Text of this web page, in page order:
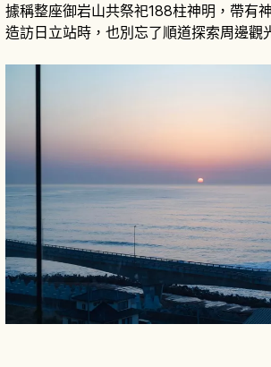
據稱整座御岩山共祭祀188柱神明，帶有
造訪日立站時，也別忘了順道探索周邊觀